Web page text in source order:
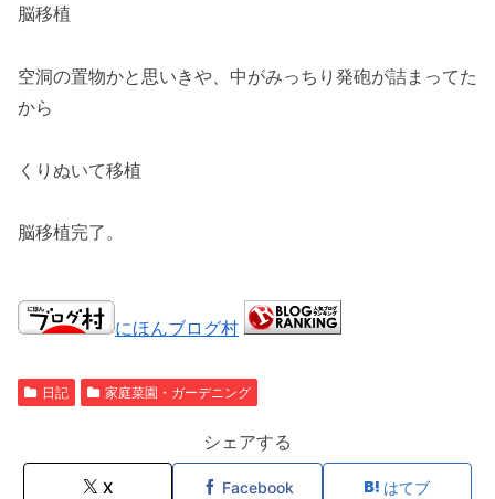
脳移植
空洞の置物かと思いきや、中がみっちり発砲が詰まってた
から
くりぬいて移植
脳移植完了。
にほんブログ村
日記 家庭菜園・ガーデニング
シェアする
X Facebook はてブ